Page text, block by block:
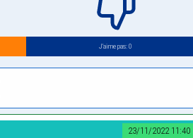
J’aime pas: 0
23/11/2022 11:40